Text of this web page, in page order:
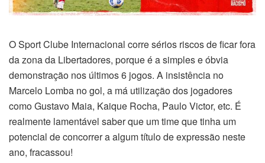
O Sport Clube Internacional corre sérios riscos de ficar fora
da zona da Libertadores, porque é a simples e óbvia
demonstração nos últimos 6 jogos. A insistência no
Marcelo Lomba no gol, a má utilização dos jogadores
como Gustavo Maia, Kaique Rocha, Paulo Victor, etc. É
realmente lamentável saber que um time que tinha um
potencial de concorrer a algum título de expressão neste
ano, fracassou!